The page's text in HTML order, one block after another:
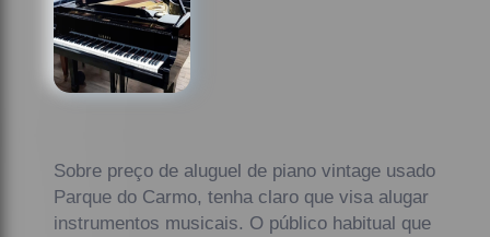
Sobre preço de aluguel de piano vintage usado
Parque do Carmo, tenha claro que visa alugar
instrumentos musicais. O público habitual que